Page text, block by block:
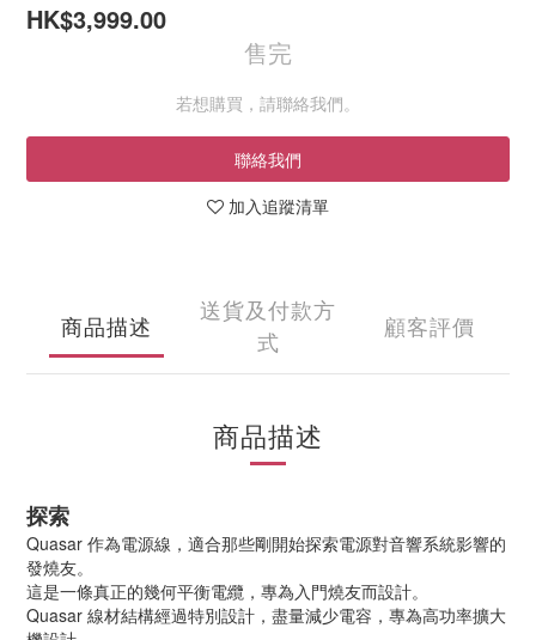
HK$3,999.00
售完
若想購買，請聯絡我們。
聯絡我們
加入追蹤清單
商品描述
送貨及付款方
式
顧客評價
商品描述
探索
Quasar 作為電源線，適合那些剛開始探索電源對音響系統影響的
發燒友。
這是一條真正的幾何平衡電纜，專為入門燒友而設計。
Quasar 線材結構經過特別設計，盡量減少電容，專為高功率擴大